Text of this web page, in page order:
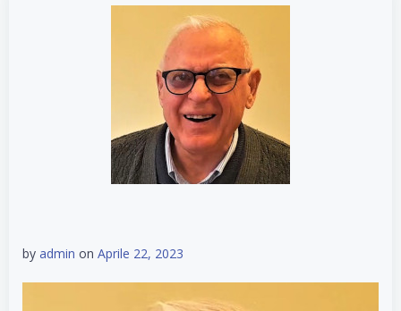
by admin on Aprile 22, 2023